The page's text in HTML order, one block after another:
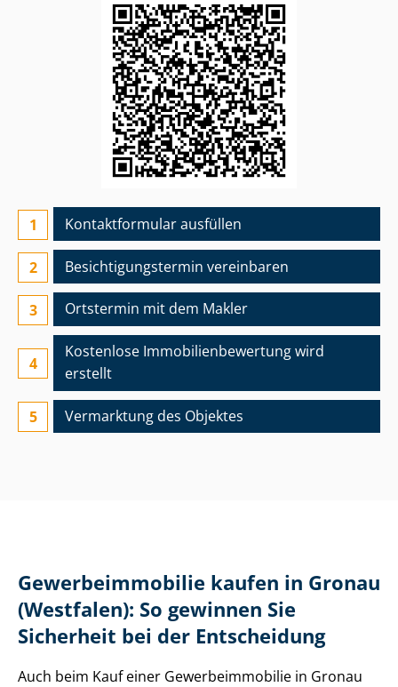
Kontaktformular ausfüllen
Besichtigungs­termin vereinbaren
Ortstermin mit dem Makler
Kostenlose Im­mo­bi­li­en­be­wer­tung wird
erstellt
Vermarktung des Objektes
Ge­wer­be­im­mo­bi­lie kaufen in Gronau
(Westfalen): So gewinnen Sie
Sicherheit bei der Entscheidung
Auch beim Kauf einer Ge­wer­be­im­mo­bi­lie in Gronau